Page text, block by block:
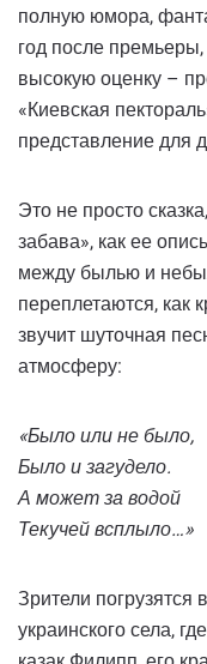
полную юмора,
год после
высокую оценку –
«Киевская
представление для
Это не просто
забава», как ее
между былью и
переплетаются, как
звучит шуточная
атмосферу:
«Было или не было,
Было и загудело.
А может за водой
Текучей всплыло…»
Зрители погрузятся
украинского села,